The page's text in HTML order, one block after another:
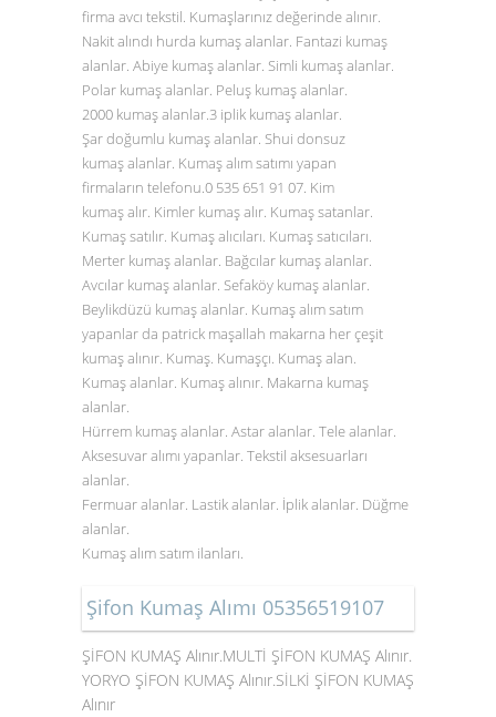
firma avcı tekstil. Kumaşlarınız değerinde alınır.
Nakit alındı hurda kumaş alanlar. Fantazi kumaş
alanlar. Abiye kumaş alanlar. Simli kumaş alanlar.
Polar kumaş alanlar. Peluş kumaş alanlar.
2000 kumaş alanlar.3 iplik kumaş alanlar.
Şar doğumlu kumaş alanlar. Shui donsuz
kumaş alanlar. Kumaş alım satımı yapan
firmaların telefonu.0 535 651 91 07. Kim
kumaş alır. Kimler kumaş alır. Kumaş satanlar.
Kumaş satılır. Kumaş alıcıları. Kumaş satıcıları.
Merter kumaş alanlar. Bağcılar kumaş alanlar.
Avcılar kumaş alanlar. Sefaköy kumaş alanlar.
Beylikdüzü kumaş alanlar. Kumaş alım satım
yapanlar da patrick maşallah makarna her çeşit
kumaş alınır. Kumaş. Kumaşçı. Kumaş alan.
Kumaş alanlar. Kumaş alınır. Makarna kumaş
alanlar.
Hürrem kumaş alanlar. Astar alanlar. Tele alanlar.
Aksesuvar alımı yapanlar. Tekstil aksesuarları
alanlar.
Fermuar alanlar. Lastik alanlar. İplik alanlar. Düğme
alanlar.
Kumaş alım satım ilanları.
Şifon Kumaş Alımı 05356519107
ŞİFON KUMAŞ Alınır.MULTİ ŞİFON KUMAŞ Alınır.
YORYO ŞİFON KUMAŞ Alınır.SİLKİ ŞİFON KUMAŞ
Alınır